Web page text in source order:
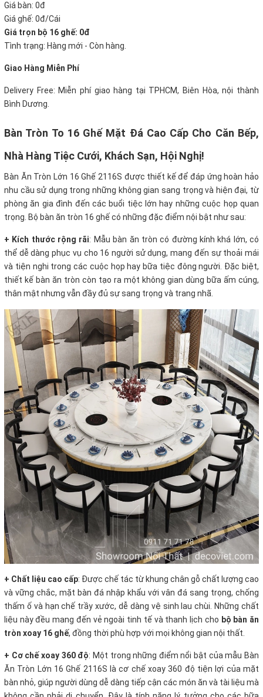
Giá bàn: 0đ
Giá ghế: 0đ/Cái
Giá trọn bộ 16 ghế: 0đ
Tình trạng: Hàng mới - Còn hàng.
Giao Hàng Miễn Phí
Delivery Free: Miễn phí giao hàng tại TPHCM, Biên Hòa, nội thành
Bình Dương.
Bàn Tròn To 16 Ghế Mặt Đá Cao Cấp Cho Căn Bếp,
Nhà Hàng Tiệc Cưới, Khách Sạn, Hội Nghị!
Bàn Ăn Tròn Lớn 16 Ghế 2116S được thiết kế để đáp ứng hoàn hảo
nhu cầu sử dụng trong những không gian sang trọng và hiện đại, từ
phòng ăn gia đình đến các buổi tiệc lớn hay những cuộc họp quan
trọng. Bộ bàn ăn tròn 16 ghế có những đặc điểm nội bật như sau:
+ Kích thước rộng rãi: Mẫu bàn ăn tròn có đường kính khá lớn, có
thể dễ dàng phục vụ cho 16 người sử dụng, mang đến sự thoải mái
và tiện nghi trong các cuộc họp hay bữa tiệc đông người. Đặc biệt,
thiết kế bàn ăn tròn còn tạo ra một không gian dùng bữa ấm cúng,
thân mật nhưng vẫn đầy đủ sự sang trọng và trang nhã.
+ Chất liệu cao cấp: Được chế tác từ khung chân gỗ chất lượng cao
và vững chắc, mặt bàn đá nhập khẩu với vân đá sang trọng, chống
thấm ố và hạn chế trầy xước, dễ dàng vệ sinh lau chùi. Những chất
liệu này đều mang đến vẻ ngoài tinh tế và thanh lịch cho bộ bàn ăn
tròn xoay 16 ghế, đồng thời phù hợp với mọi không gian nội thất.
+ Cơ chế xoay 360 độ: Một trong những điểm nổi bật của mẫu Bàn
Ăn Tròn Lớn 16 Ghế 2116S là cơ chế xoay 360 độ tiện lợi của mặt
bàn nhỏ, giúp người dùng dễ dàng tiếp cận các món ăn và tài liệu mà